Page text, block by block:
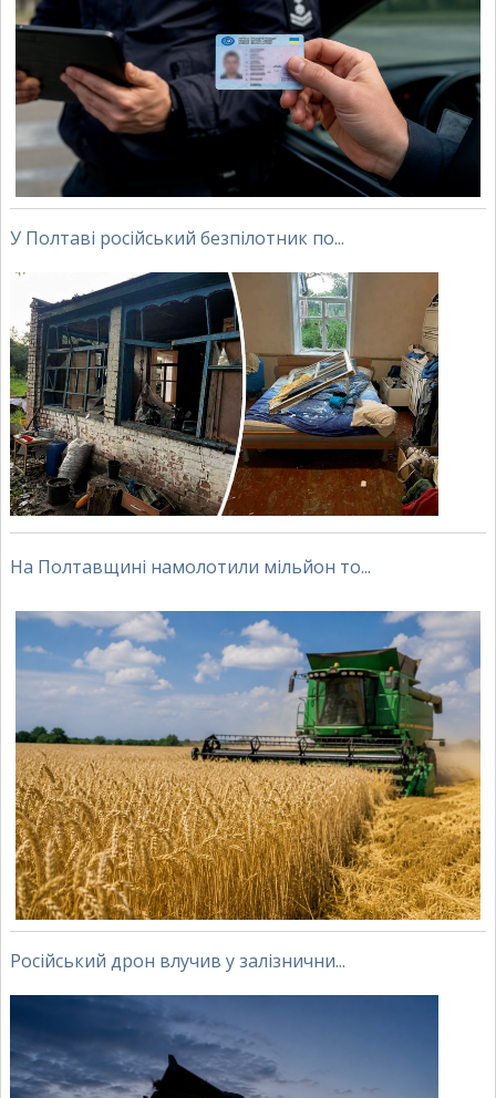
У Полтаві російський безпілотник по...
На Полтавщині намолотили мільйон то...
Російський дрон влучив у залізнични...